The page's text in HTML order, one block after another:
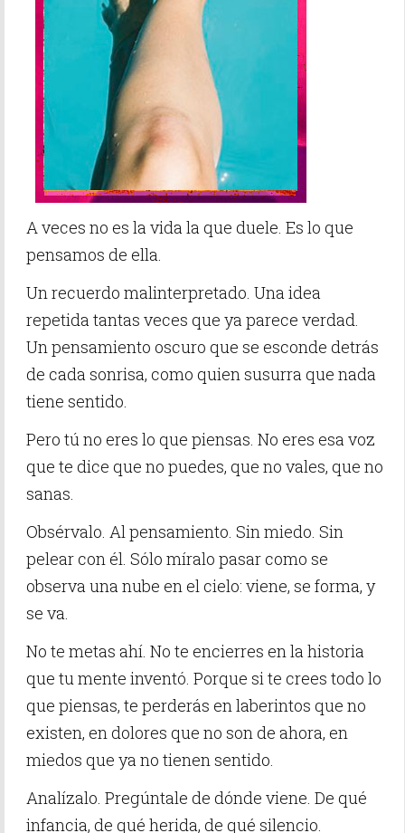
A veces no es la vida la que duele. Es lo que
pensamos de ella.
Un recuerdo malinterpretado. Una idea
repetida tantas veces que ya parece verdad.
Un pensamiento oscuro que se esconde detrás
de cada sonrisa, como quien susurra que nada
tiene sentido.
Pero tú no eres lo que piensas. No eres esa voz
que te dice que no puedes, que no vales, que no
sanas.
Obsérvalo. Al pensamiento. Sin miedo. Sin
pelear con él. Sólo míralo pasar como se
observa una nube en el cielo: viene, se forma, y
se va.
No te metas ahí. No te encierres en la historia
que tu mente inventó. Porque si te crees todo lo
que piensas, te perderás en laberintos que no
existen, en dolores que no son de ahora, en
miedos que ya no tienen sentido.
Analízalo. Pregúntale de dónde viene. De qué
infancia, de qué herida, de qué silencio.